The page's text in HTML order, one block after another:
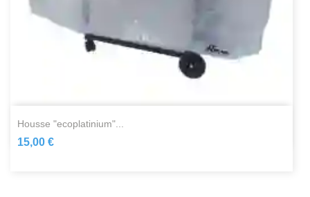
housse "ecoplatinium"...
15,00 €